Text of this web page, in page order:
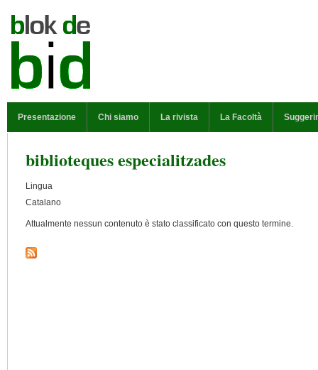
Presentazione Chi siamo La rivista La Facoltà
biblioteques especialitzades
Lingua
Catalano
Attualmente nessun contenuto è stato classificato con questo termine.